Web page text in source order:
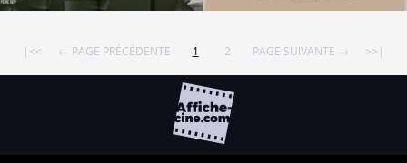
|<< ← PAGE PRÉCÉDENTE 1 2 PAGE SUIVANTE → >>|